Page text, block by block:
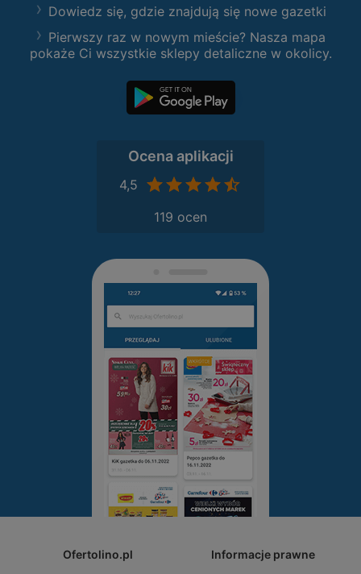
Dowiedz się, gdzie znajdują się nowe gazetki
Pierwszy raz w nowym mieście? Nasza mapa
pokaże Ci wszystkie sklepy detaliczne w okolicy.
Ocena aplikacji
4,5
119 ocen
Ofertolino.pl Informacje prawne